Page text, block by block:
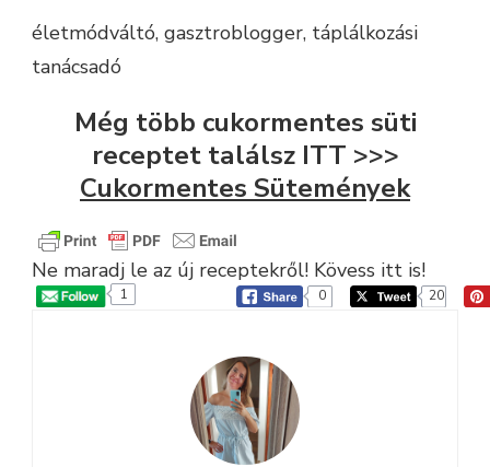
életmódváltó, gasztroblogger, táplálkozási
tanácsadó
Még több cukormentes süti
receptet találsz ITT >>>
Cukormentes Sütemények
Ne maradj le az új receptekről! Kövess itt is!
1 0 20